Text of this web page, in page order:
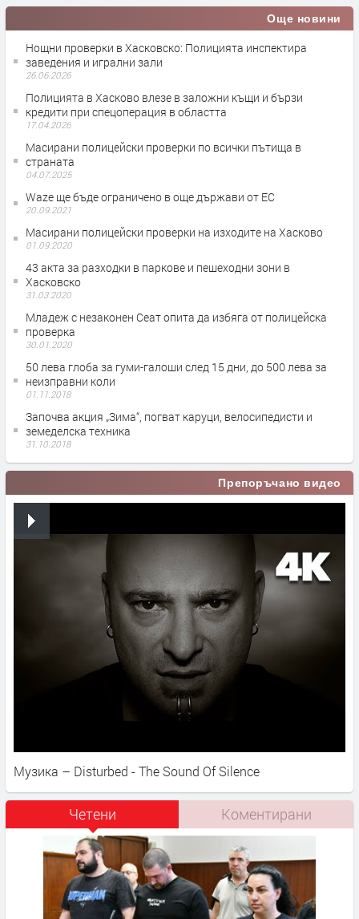
Още новини
Нощни проверки в Хасковско: Полицията инспектира
заведения и игрални зали
26.06.2026
Полицията в Хасково влезе в заложни къщи и бързи
кредити при спецоперация в областта
17.04.2026
Масирани полицейски проверки по всички пътища в
страната
04.07.2025
Waze ще бъде ограниченo в още държави от ЕС
20.09.2021
Масирани полицейски проверки на изходите на Хасково
01.09.2020
43 акта за разходки в паркове и пешеходни зони в
Хасковско
31.03.2020
Младеж с незаконен Сеат опита да избяга от полицейска
проверка
30.01.2020
50 лева глоба за гуми-галоши след 15 дни, до 500 лева за
неизправни коли
01.11.2018
Започва акция „Зима“, погват каруци, велосипедисти и
земеделска техника
31.10.2018
Препоръчано видео
Музика – Disturbed - The Sound Of Silence
Четени Коментирани